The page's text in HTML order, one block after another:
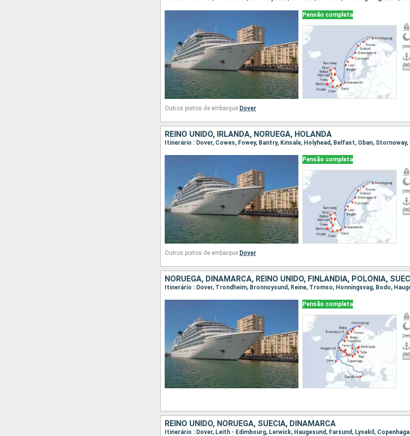
Pensão completa
Outros portos de embarque: Dover
REINO UNIDO, IRLANDA, NORUEGA, HOLANDA
Pensão completa
Outros portos de embarque: Dover
Pensão completa
REINO UNIDO, NORUEGA, SUÉCIA, DINAMARCA
Itinerário : Dover, Leith - Edimbourg, Lerwick, Haugesund, Farsund, Lysekil, Copenhaga